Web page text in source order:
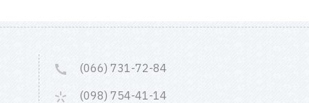
(066) 731-72-84
(098) 754-41-14